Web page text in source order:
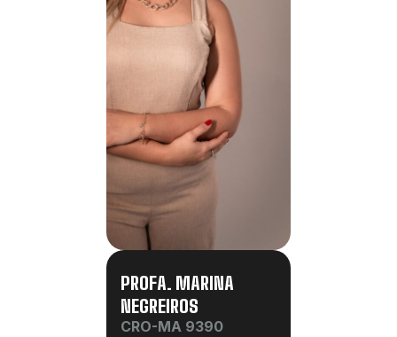
PROFA. MARINA
NEGREIROS
CRO-MA 9390